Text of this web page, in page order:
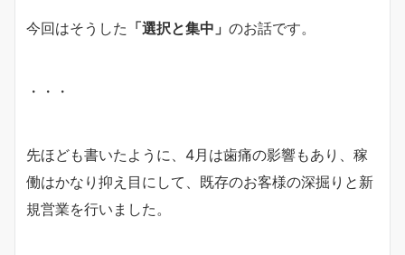
今回はそうした 「選択と集中」 のお話です。
・・・
先ほども書いたように、4月は歯痛の影響もあり、稼
働はかなり抑え目にして、既存のお客様の深掘りと新
規営業を行いました。